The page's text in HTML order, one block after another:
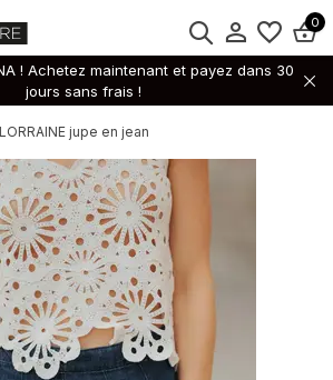
0
! Achetez maintenant et payez dans 30
jours sans frais !
LORRAINE jupe en jean